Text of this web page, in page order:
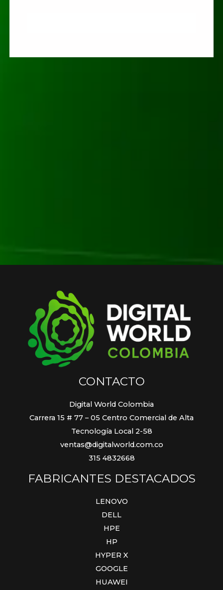
CONTACTO
Digital World Colombia
Carrera 15 # 77 – 05 Centro Comercial de Alta
Tecnología Local 2-58
ventas@digitalworld.com.co
315 4832668
FABRICANTES DESTACADOS
LENOVO
DELL
HPE
HP
HYPER X
GOOGLE
HUAWEI